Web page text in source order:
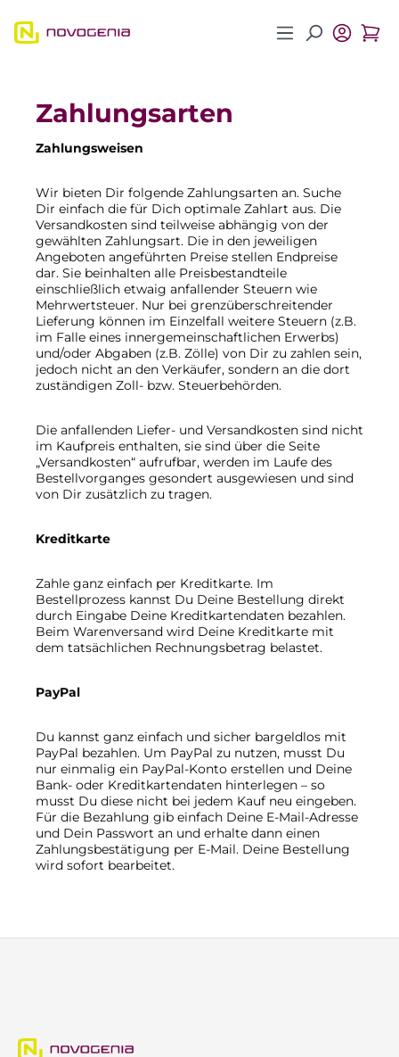
Zum Hauptinhalt springen
Zahlungsarten
Zahlungsweisen
Wir bieten Dir folgende Zahlungsarten an. Suche
Dir einfach die für Dich optimale Zahlart aus. Die
Versandkosten sind teilweise abhängig von der
gewählten Zahlungsart. Die in den jeweiligen
Angeboten angeführten Preise stellen Endpreise
dar. Sie beinhalten alle Preisbestandteile
einschließlich etwaig anfallender Steuern wie
Mehrwertsteuer. Nur bei grenzüberschreitender
Lieferung können im Einzelfall weitere Steuern (z.B.
im Falle eines innergemeinschaftlichen Erwerbs)
und/oder Abgaben (z.B. Zölle) von Dir zu zahlen sein,
jedoch nicht an den Verkäufer, sondern an die dort
zuständigen Zoll- bzw. Steuerbehörden.
Die anfallenden Liefer- und Versandkosten sind nicht
im Kaufpreis enthalten, sie sind über die Seite
„Versandkosten“ aufrufbar, werden im Laufe des
Bestellvorganges gesondert ausgewiesen und sind
von Dir zusätzlich zu tragen.
Kreditkarte
Zahle ganz einfach per Kreditkarte. Im
Bestellprozess kannst Du Deine Bestellung direkt
durch Eingabe Deine Kreditkartendaten bezahlen.
Beim Warenversand wird Deine Kreditkarte mit
dem tatsächlichen Rechnungsbetrag belastet.
PayPal
Du kannst ganz einfach und sicher bargeldlos mit
PayPal bezahlen. Um PayPal zu nutzen, musst Du
nur einmalig ein PayPal-Konto erstellen und Deine
Bank- oder Kreditkartendaten hinterlegen – so
musst Du diese nicht bei jedem Kauf neu eingeben.
Für die Bezahlung gib einfach Deine E-Mail-Adresse
und Dein Passwort an und erhalte dann einen
Zahlungsbestätigung per E-Mail. Deine Bestellung
wird sofort bearbeitet.